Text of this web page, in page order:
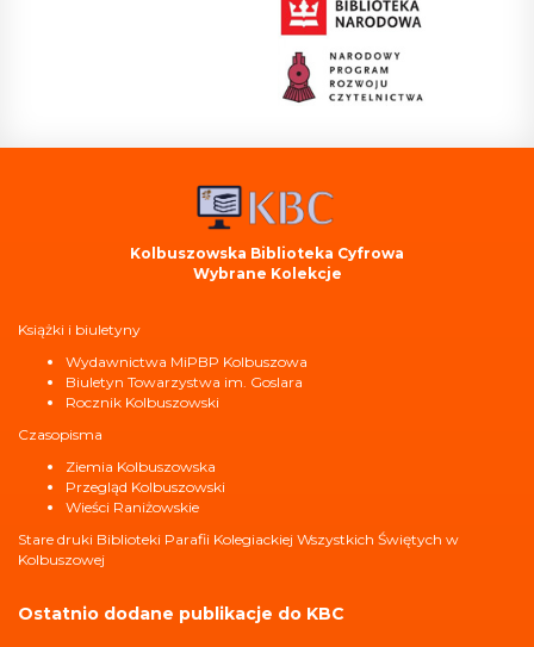
Kolbuszowska Biblioteka Cyfrowa
Wybrane Kolekcje
Książki i biuletyny
Wydawnictwa MiPBP Kolbuszowa
Biuletyn Towarzystwa im. Goslara
Rocznik Kolbuszowski
Czasopisma
Ziemia Kolbuszowska
Przegląd Kolbuszowski
Wieści Raniżowskie
Stare druki Biblioteki Parafii Kolegiackiej Wszystkich Świętych w
Kolbuszowej
Ostatnio dodane publikacje do KBC